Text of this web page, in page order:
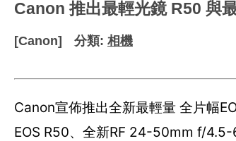
Canon 推出最輕光鏡 R50 與
[Canon] 分類: 相機
Canon宣佈推出全新最輕量 全片幅
EOS R50、全新RF 24-50mm f/